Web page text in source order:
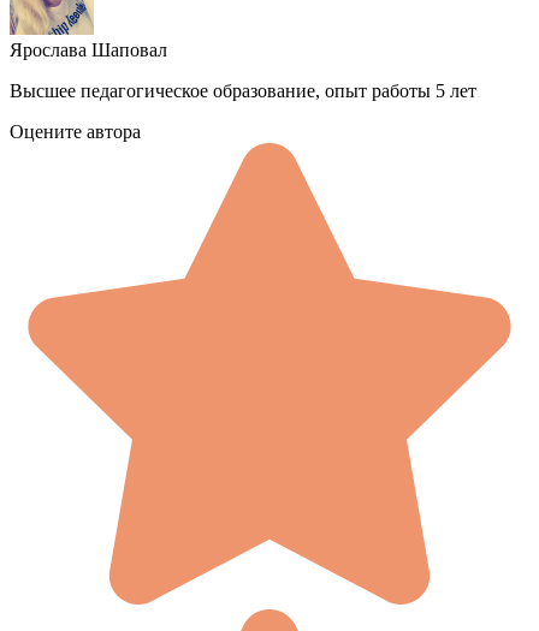
Ярослава Шаповал
Высшее педагогическое образование, опыт работы 5 лет
Оцените автора